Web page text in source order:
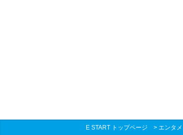
E START トップページ > エンタメ